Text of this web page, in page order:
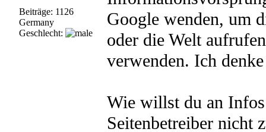
Beiträge: 1126
Germany
Geschlecht:
Google wenden, um
oder die Welt
verwenden. Ich
Wie willst du an
Seitenbetreiber nicht